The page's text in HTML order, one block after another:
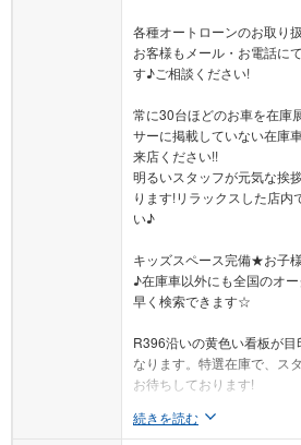
各種オートローンのお取り
お客様もメール・お電話に
す♪ご相談ください!
常に30台ほどのお車を在庫
サーに掲載していない在庫
来店ください!!
明るいスタッフが元気な挨
ります!リラックスした店内
い♪
キッズスペース完備★お子
♪在庫車以外にも全国のオ
早く検索できます☆
R396沿いの黄色い看板が
なります。特選在庫で、ス
お待ちしております!
続きを読む